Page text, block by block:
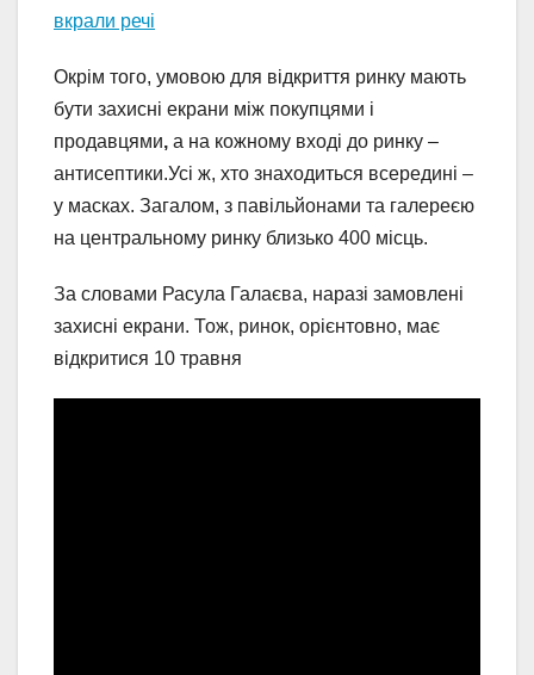
вкрали речі
Окрім того, умовою для відкриття ринку мають
бути захисні екрани між покупцями і
продавцями, а на кожному вході до ринку –
антисептики.Усі ж, хто знаходиться всередині –
у масках. Загалом, з павільйонами та галереєю
на центральному ринку близько 400 місць.
За словами Расула Галаєва, наразі замовлені
захисні екрани. Тож, ринок, орієнтовно, має
відкритися 10 травня